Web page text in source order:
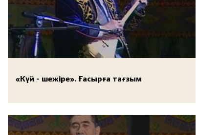
«Күй - шежіре». Ғасырға тағзым